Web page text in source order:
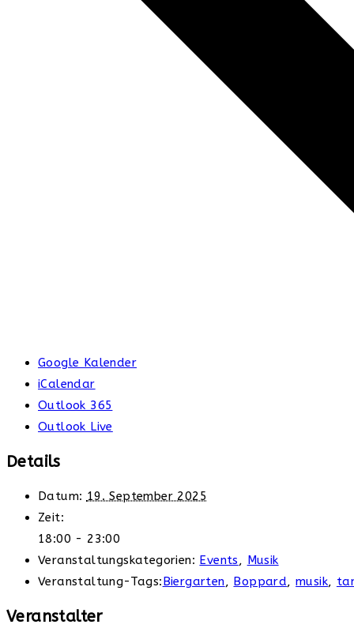
Google Kalender
iCalendar
Outlook 365
Outlook Live
Details
Datum: 19. September 2025
Zeit:
18:00 - 23:00
Veranstaltungskategorien: Events, Musik
Veranstaltung-Tags:Biergarten, Boppard,musik,
Veranstalter